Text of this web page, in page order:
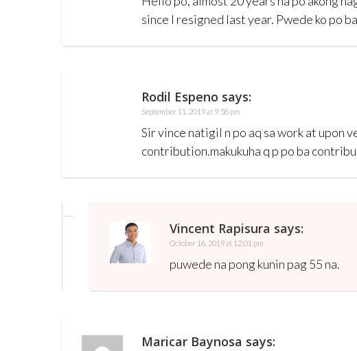
since I resigned last year. Pwede ko po
Rodil Espeno says:
September 11, 2019 at 9:58 pm
Sir vince natigil n po aq sa work at upon
contribution.makukuha q p po ba
Vincent Rapisura says:
October 16, 2019 at 12:01 pm
puwede na pong kunin pag 55 na.
Maricar Baynosa says: